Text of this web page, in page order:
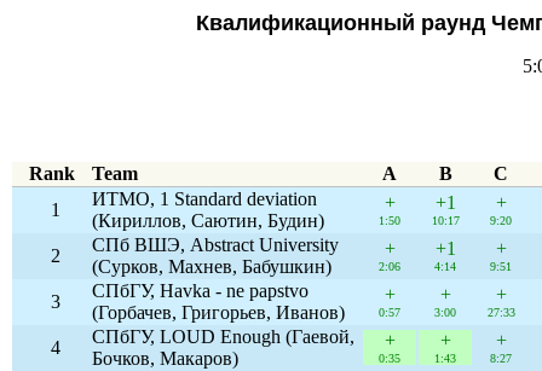
Квалификационный раунд
Rank Team A B
C
1
ИТМО, 1 Standard deviation
(Кириллов, Саютин, Будин)
+
1:50
+1
10:17
+
9:20
2
СПб ВШЭ, Abstract University
(Сурков, Махнев, Бабушкин)
+
2:06
+1
4:14
+
9:51
3
СПбГУ, Havka - ne papstvo
(Горбачев, Григорьев, Иванов)
+
0:57
+
3:00
+
27:33
4
СПбГУ, LOUD Enough (Гаевой,
Бочков, Макаров)
+
0:35
+
1:43
+
8:27